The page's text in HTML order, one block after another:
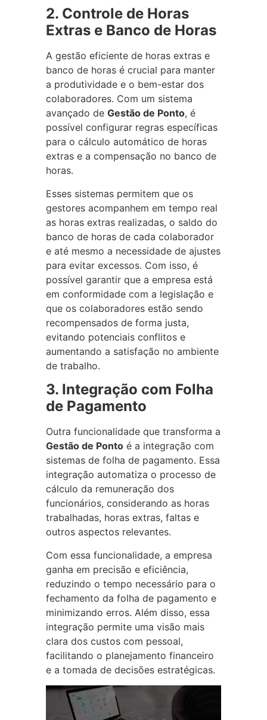
2. Controle de Horas
Extras e Banco de Horas
A gestão eficiente de horas extras e
banco de horas é crucial para manter
a produtividade e o bem-estar dos
colaboradores. Com um sistema
avançado de Gestão de Ponto, é
possível configurar regras específicas
para o cálculo automático de horas
extras e a compensação no banco de
horas.
Esses sistemas permitem que os
gestores acompanhem em tempo real
as horas extras realizadas, o saldo do
banco de horas de cada colaborador
e até mesmo a necessidade de ajustes
para evitar excessos. Com isso, é
possível garantir que a empresa está
em conformidade com a legislação e
que os colaboradores estão sendo
recompensados de forma justa,
evitando potenciais conflitos e
aumentando a satisfação no ambiente
de trabalho.
3. Integração com Folha
de Pagamento
Outra funcionalidade que transforma a
Gestão de Pontoé a integração com
sistemas de folha de pagamento. Essa
integração automatiza o processo de
cálculo da remuneração dos
funcionários, considerando as horas
trabalhadas, horas extras, faltas e
outros aspectos relevantes.
Com essa funcionalidade, a empresa
ganha em precisão e eficiência,
reduzindo o tempo necessário para o
fechamento da folha de pagamento e
minimizando erros. Além disso, essa
integração permite uma visão mais
clara dos custos com pessoal,
facilitando o planejamento financeiro
e a tomada de decisões estratégicas.